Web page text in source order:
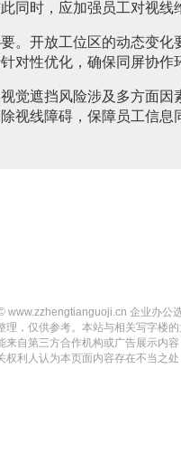
同时，应加强员工对视线
。开放工位区的动态变
对性优化，确保同屏协作
觉遮挡风险涉及多方面
视线障碍，保障员工信息
www.zzhengtianguoji.cn 企业办公
，仅供参考。本站与相关写字
自第三方合作机构或广告展示
利人认为本页面内容存在不当之